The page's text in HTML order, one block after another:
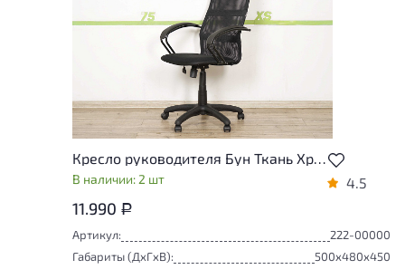
Кресло руководителя Бун Ткань Хром Россия
В наличии: 2 шт 4.5
11.990 Р
Артикул:
222-00000
Габариты (ДxГxВ):
500x480x450